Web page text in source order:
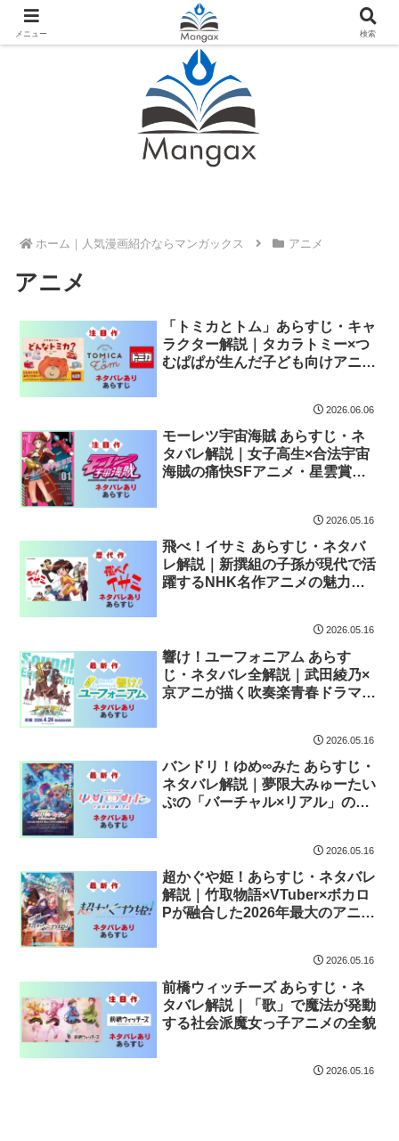
人気おすすめ漫画紹介ならMangax（マンガックス）
ホーム アニメ
アニメ
「トミカとトム」あらすじ・キャ
ラクター解説｜タカラトミー×つ
むぱぱが生んだ子ども向けアニメ
2026.06.06
モーレツ宇宙海賊 あらすじ・ネ
タバレ解説｜女子高生×合法宇宙
海賊の痛快SFアニメ・星雲賞受
2026.05.16
飛べ！イサミ あらすじ・ネタバ
レ解説｜新撰組の子孫が現代で活
躍するNHK名作アニメの魅力を
2026.05.16
響け！ユーフォニアム あらす
じ・ネタバレ全解説｜武田綾乃×
京アニが描く吹奏楽青春ドラマの
2026.05.16
バンドリ！ゆめ∞みた あらすじ・
ネタバレ解説｜夢限大みゅーたい
ぷの「バーチャル×リアル」の新
2026.05.16
超かぐや姫！あらすじ・ネタバレ
解説｜竹取物語×VTuber×ボカロ
Pが融合した2026年最大のアニメ
2026.05.16
前橋ウィッチーズ あらすじ・ネ
タバレ解説｜「歌」で魔法が発動
する社会派魔女っ子アニメの全貌
2026.05.16
メニュー 検索